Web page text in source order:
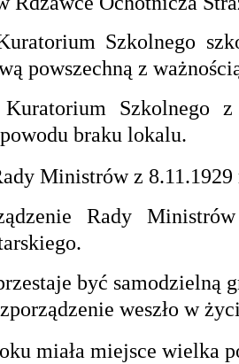
Szkolnego
powszechną z
Szkolnego
powodu braku lokalu.
Ministrów z
Rady
być samodzielną
weszło w
miała miejsce wielka